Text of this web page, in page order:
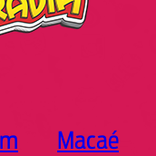
Macaé